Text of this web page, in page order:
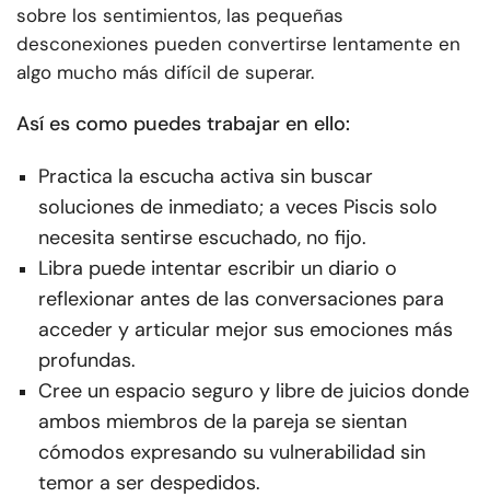
sobre los sentimientos, las pequeñas
desconexiones pueden convertirse lentamente en
algo mucho más difícil de superar.
Así es como puedes trabajar en ello:
Practica la escucha activa sin buscar
soluciones de inmediato; a veces Piscis solo
necesita sentirse escuchado, no fijo.
Libra puede intentar escribir un diario o
reflexionar antes de las conversaciones para
acceder y articular mejor sus emociones más
profundas.
Cree un espacio seguro y libre de juicios donde
ambos miembros de la pareja se sientan
cómodos expresando su vulnerabilidad sin
temor a ser despedidos.